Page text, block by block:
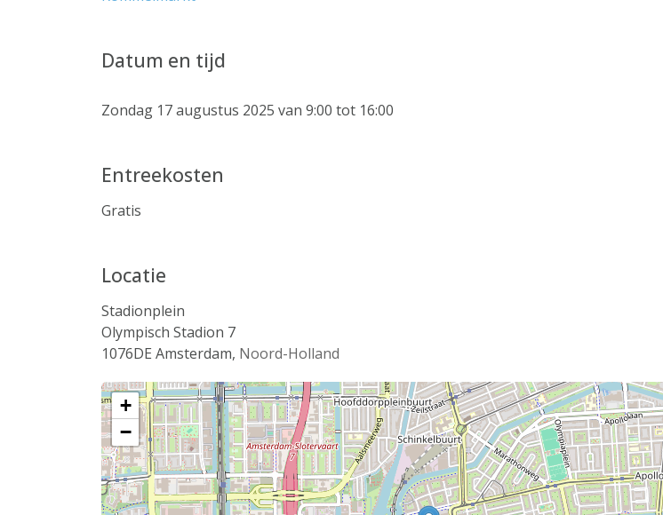
Datum en tijd
Zondag 17 augustus 2025 van 9:00 tot 16:00
Entreekosten
Gratis
Locatie
Stadionplein
Olympisch Stadion 7
1076DE Amsterdam, Noord-Holland
+
−